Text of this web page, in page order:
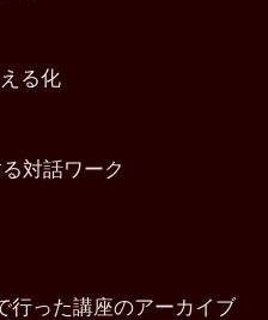
る化
対話ワーク
行った講座のアーカイブ